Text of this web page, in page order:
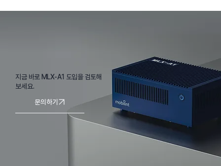
지금 바로 MLX-A1 도입을 검토해
보세요.
문의하기